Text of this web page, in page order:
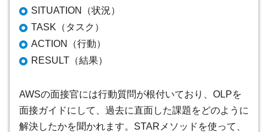
SITUATION（状況）
TASK（タスク）
ACTION（行動）
RESULT（結果）
AWSの面接官には行動質問が根付いており、OLPを
面接ガイドにして、過去に直面した課題をどのように
解決したかを聞かれます。STARメソッドを使って、